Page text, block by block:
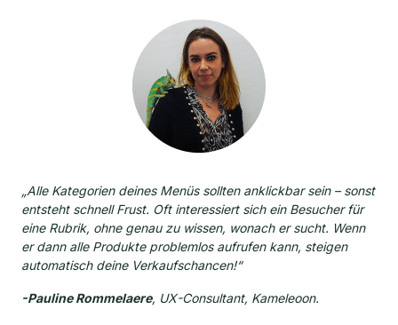
„Alle Kategorien deines Menüs sollten anklickbar sein – sonst
entsteht schnell Frust. Oft interessiert sich ein Besucher für
eine Rubrik, ohne genau zu wissen, wonach er sucht. Wenn
er dann alle Produkte problemlos aufrufen kann, steigen
automatisch deine Verkaufschancen!“
-Pauline Rommelaere, UX-Consultant, Kameleoon.